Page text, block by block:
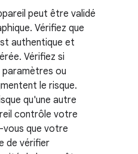
peut être validé
Vérifiez que
authentique et
Vérifiez si
ou
le risque.
qu'une autre
contrôle votre
vous que votre
de vérifier